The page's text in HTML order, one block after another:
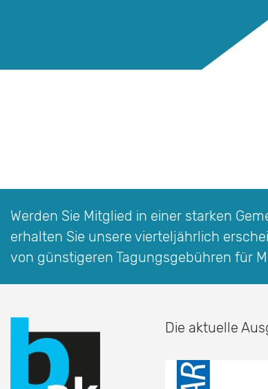
Werden Sie Mitglied in einer starken
erhalten Sie unsere vierteljährlich
von günstigeren Tagungsgebühren für
Die aktuelle